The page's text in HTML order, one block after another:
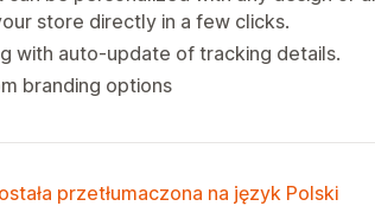
store directly in a few clicks.
with auto-update of tracking details.
branding options
przetłumaczona na język Polski